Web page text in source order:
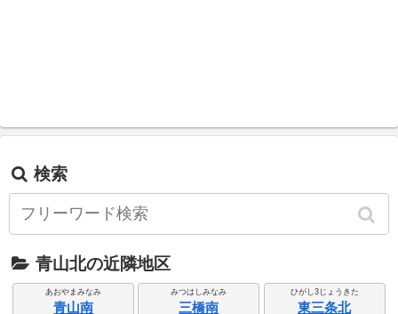
検索
青山北の近隣地区
あおやまみなみ
青山南
みつはしみなみ
三橋南
ひがし3じょうきた
東三条北